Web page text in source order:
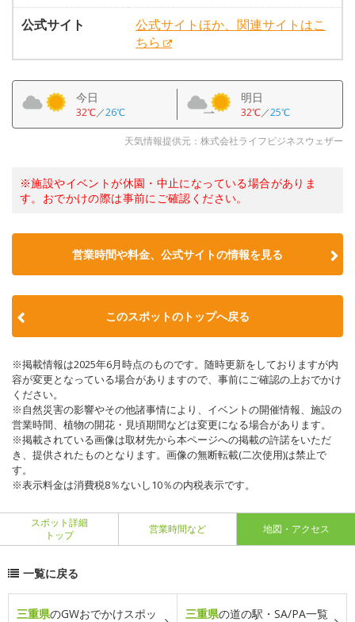
公式サイト
公式サイトほか、関連サイトはこ
ちら
今日
32℃／26℃
明日
32℃／25℃
天気情報提供元：株式会社ライフビジネスウェザー
※施設やイベントが休園・中止になっている場合がありま
す。おでかけの際は事前にご確認ください。
営業時間や料金、公式サイトの情報を見る
このスポットのトップへ戻る
※掲載情報は2025年6月時点のものです。随時更新をしておりますが内
容が変更となっている場合がありますので、事前にご確認の上おでかけ
ください。
※自然災害の影響やその他諸事情により、イベントの開催情報、施設の
営業時間、植物の開花・見頃期間などは変更になる場合があります。
※掲載されている画像は取材先から本ページへの掲載の許諾をいただ
き、提供されたものとなります。画像の無断転載(二次使用)は禁止で
す。
※表示料金は消費税8％ないし10％の内税表示です。
スポット詳細
トップ
営業時間など 地図・アクセス
一覧に戻る
三重県のGWおでかけスポッ
三重県の道の駅・SA/PA一覧